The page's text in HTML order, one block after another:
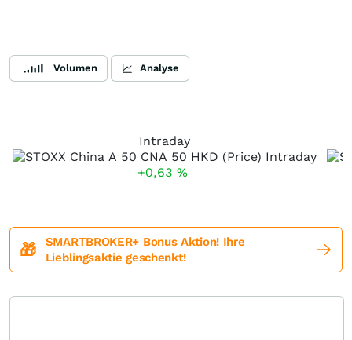
Volumen Analyse
Intraday
+0,63 %
🎁
SMARTBROKER+ Bonus Aktion! Ihre
Lieblingsaktie geschenkt!